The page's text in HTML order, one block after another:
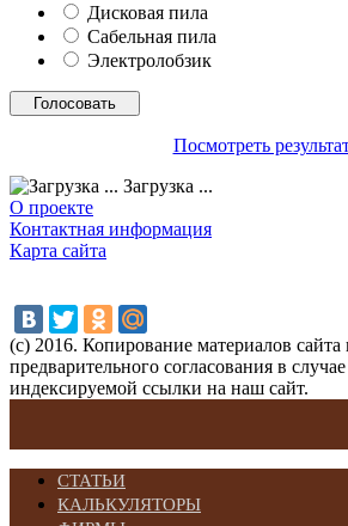
Дисковая пила
Сабельная пила
Электролобзик
Посмотреть
Загрузка ...
О проекте
Контактная информация
Карта сайта
(с) 2016. Копирование материалов сайта
предварительного согласования в
индексируемой ссылки на наш сайт.
СТАТЬИ
КАЛЬКУЛЯТОРЫ